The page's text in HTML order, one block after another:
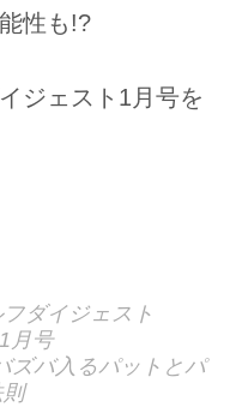
性も!?
ジェスト1月号を
フダイジェスト
月号
ズバ入るパットとパ
則